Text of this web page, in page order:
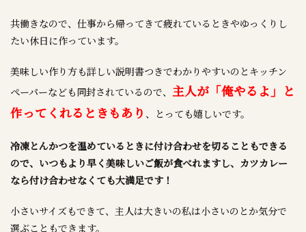
共働きなので、仕事から帰ってきて疲れているときやゆっくりし
たい休日に作っています。
美味しい作り方も詳しい説明書つきでわかりやすいのとキッチン
ペーパーなども同封されているので、 主人が「俺やるよ」と
作ってくれるときもあり 、とっても嬉しいです。
冷凍とんかつを温めているときに付け合わせを切ることもできる
ので、いつもより早く美味しいご飯が食べれますし、カツカレー
なら付け合わせなくても大満足です！
小さいサイズもできて、主人は大きいの私は小さいのとか気分で
選ぶこともできます。